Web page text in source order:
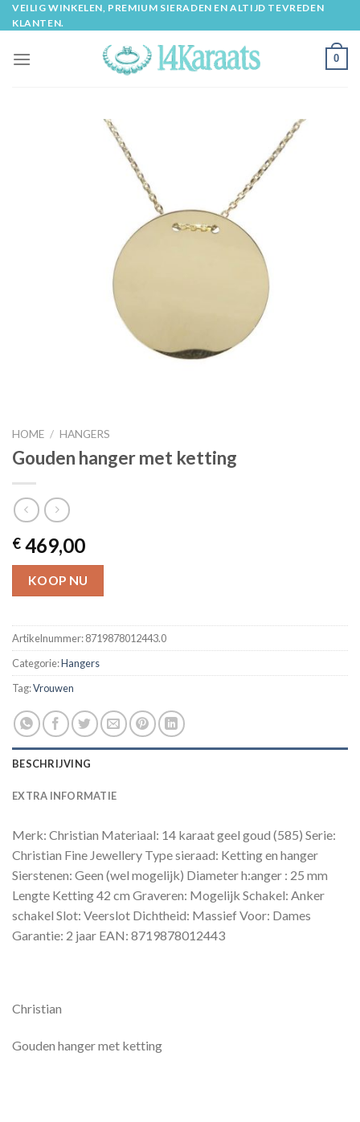
Skip
to
VEILIG WINKELEN, PREMIUM SIERADEN EN ALTIJD TEVREDEN
KLANTEN.
0
HOME / HANGERS
Gouden hanger met ketting
€ 469,00
KOOP NU
Artikelnummer:8719878012443.0
Categorie:Hangers
Tag:Vrouwen
BESCHRIJVING
EXTRA INFORMATIE
Merk: Christian Materiaal: 14 karaat geel goud (585) Serie:
Christian Fine Jewellery Type sieraad: Ketting en hanger
Sierstenen: Geen (wel mogelijk) Diameter h:anger : 25 mm
Lengte Ketting 42 cm Graveren: Mogelijk Schakel: Anker
schakel Slot: Veerslot Dichtheid: Massief Voor: Dames
Garantie: 2 jaar EAN: 8719878012443
Christian
Gouden hanger met ketting